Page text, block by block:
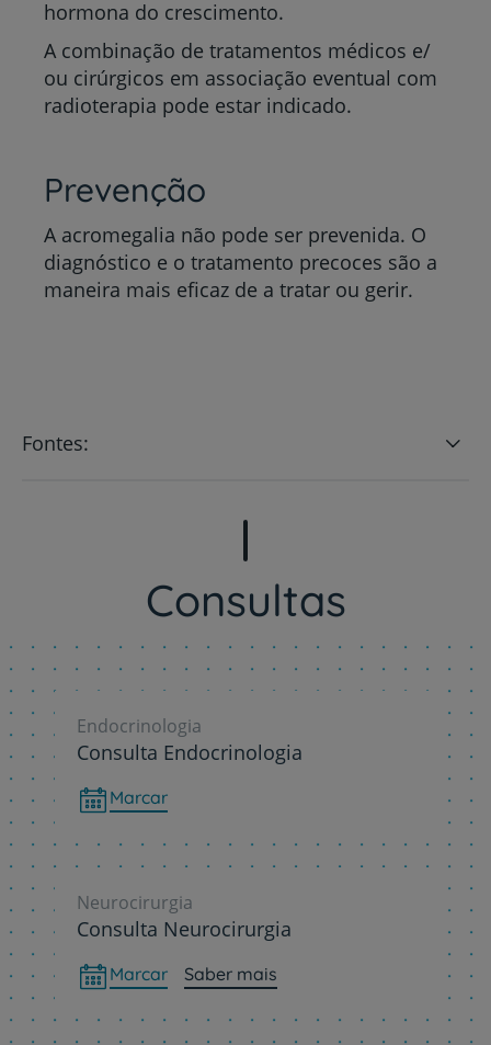
hormona do crescimento.
A combinação de tratamentos médicos e/
ou cirúrgicos em associação eventual com
radioterapia pode estar indicado.
Prevenção
A acromegalia não pode ser prevenida. O
diagnóstico e o tratamento precoces são a
maneira mais eficaz de a tratar ou gerir.
Fontes:
Consultas
Endocrinologia
Consulta Endocrinologia
Marcar
Neurocirurgia
Consulta Neurocirurgia
Marcar Saber mais